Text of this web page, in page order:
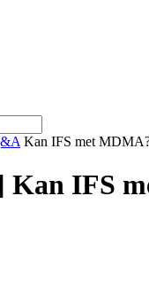
Kan IFS met
Kan IFS